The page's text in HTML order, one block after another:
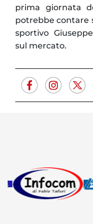
prima giornata
potrebbe contare
sportivo
sul mercato.